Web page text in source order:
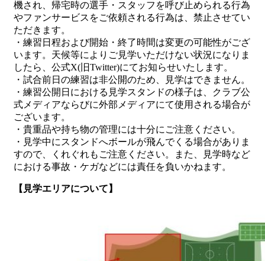
機され、帰宅時の選手・スタッフを呼び止められる行為
やファンサービスをご依頼される行為は、禁止させてい
ただきます。
・練習日程および開始・終了時間は変更の可能性がござ
います。天候等によりご見学いただけない状況になりま
したら、公式X(旧Twitter)にてお知らせいたします。
・試合前日の練習は非公開のため、見学はできません。
・練習公開日における見学スタンドの様子は、クラブ公
式メディアならびに外部メディアにて使用される場合が
ございます。
・貴重品や持ち物の管理には十分にご注意ください。
・見学中にスタンドへボールが飛んでくる場合がありま
すので、くれぐれもご注意ください。また、見学時など
における事故・ケガなどには責任を負いかねます。
【見学エリアについて】